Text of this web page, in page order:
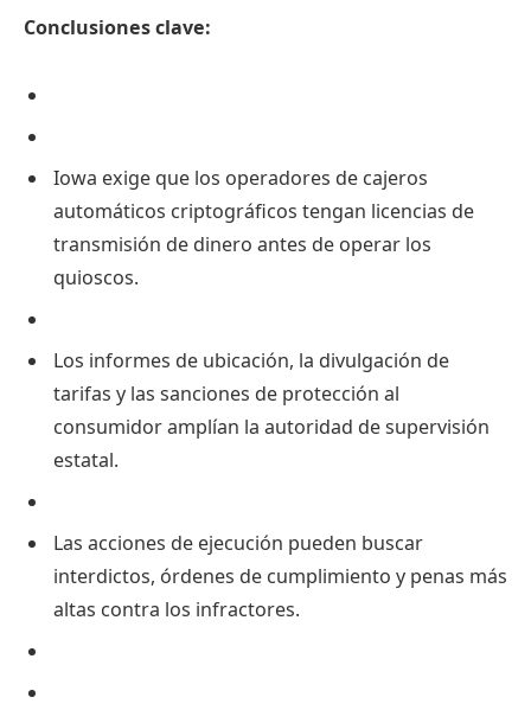
Conclusiones clave:
Iowa exige que los operadores de cajeros
automáticos criptográficos tengan licencias de
transmisión de dinero antes de operar los
quioscos.
Los informes de ubicación, la divulgación de
tarifas y las sanciones de protección al
consumidor amplían la autoridad de supervisión
estatal.
Las acciones de ejecución pueden buscar
interdictos, órdenes de cumplimiento y penas más
altas contra los infractores.